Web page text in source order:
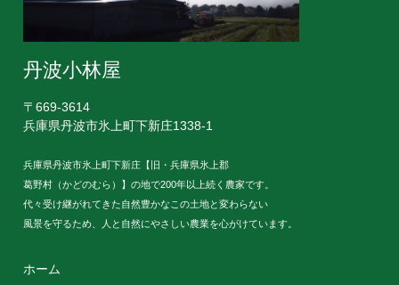
丹波小林屋
〒669-3614
兵庫県丹波市氷上町下新庄1338-1
兵庫県丹波市氷上町下新庄【旧・兵庫県氷上郡
葛野村（かどのむら）】の地で200年以上続く農家です。
代々受け継がれてきた自然豊かなこの土地と変わらない
風景を守るため、人と自然にやさしい農業を心がけています。
ホーム